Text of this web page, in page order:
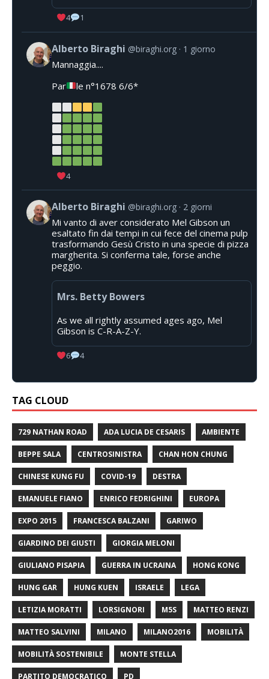
4 1
Alberto Biraghi @biraghi.org 1 giorno
Mannaggia....
Par
le n°1678 6/6*
4
Alberto Biraghi @biraghi.org 2 giorni
Mi vanto di aver considerato Mel Gibson un
esaltato fin dai tempi in cui fece del cinema pulp
trasformando Gesù Cristo in una specie di pizza
margherita. Si conferma tale, forse anche
peggio.
Mrs. Betty Bowers
As we all rightly assumed ages ago, Mel
Gibson is C-R-A-Z-Y.
6 4
TAG CLOUD
729 NATHAN ROAD ADA LUCIA DE CESARIS AMBIENTE
BEPPE SALA CENTROSINISTRA CHAN HON CHUNG
CHINESE KUNG FU COVID-19 DESTRA
EMANUELE FIANO ENRICO FEDRIGHINI EUROPA
EXPO 2015 FRANCESCA BALZANI GARIWO
GIARDINO DEI GIUSTI GIORGIA MELONI
GIULIANO PISAPIA GUERRA IN UCRAINA HONG KONG
HUNG GAR HUNG KUEN ISRAELE LEGA
LETIZIA MORATTI LORSIGNORI M5S MATTEO RENZI
MATTEO SALVINI MILANO MILANO2016 MOBILITÀ
MOBILITÀ SOSTENIBILE MONTE STELLA
PARTITO DEMOCRATICO PD